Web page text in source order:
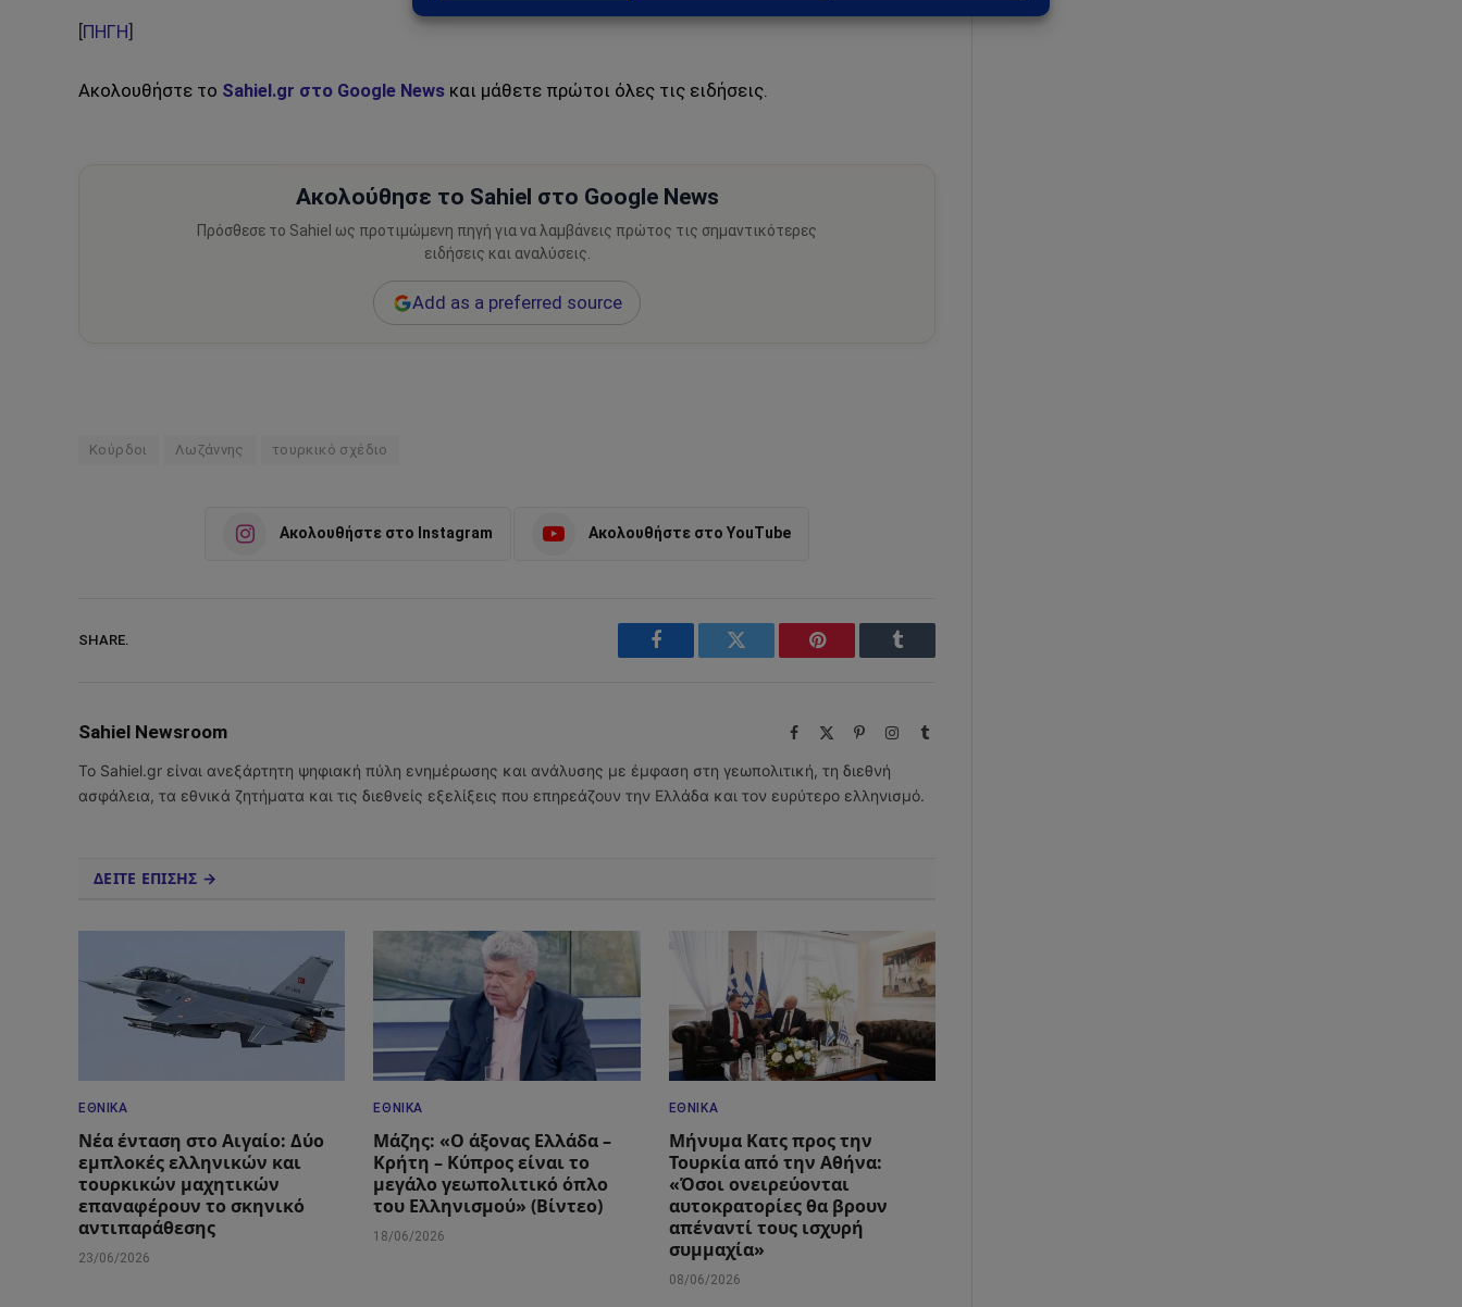
ΠΗΓΗ
Ακολουθήστε το Sahiel.gr στο Google News και μάθετε πρώτοι όλες τις ειδήσεις.
Ακολούθησε το Sahiel στο Google News
Πρόσθεσε το Sahiel ως προτιμώμενη πηγή για να λαμβάνεις πρώτος τις σημαντικότερες
ειδήσεις και αναλύσεις.
Add as a preferred source
Κούρδοι Λωζάννης τουρκικό σχέδιο
Ακολουθήστε στο Instagram Ακολουθήστε στο YouTube
SHARE.
Facebook Twitter Pinterest Tumblr
Sahiel Newsroom Facebook PinterestInstagram
Tumblr
Το Sahiel.gr είναι ανεξάρτητη ψηφιακή πύλη ενημέρωσης και ανάλυσης με έμφαση στη γεωπολιτική, τη διεθνή
ασφάλεια, τα εθνικά ζητήματα και τις διεθνείς εξελίξεις που επηρεάζουν την Ελλάδα και τον ευρύτερο ελληνισμό.
ΔΕΙΤΕ ΕΠΙΣΗΣ →
ΕΘΝΙΚΆ
Νέα ένταση στο Αιγαίο: Δύο
εμπλοκές ελληνικών και
τουρκικών μαχητικών
επαναφέρουν το σκηνικό
αντιπαράθεσης
23/06/2026
ΕΘΝΙΚΆ
Μάζης: «Ο άξονας Ελλάδα –
Κρήτη – Κύπρος είναι το
μεγάλο γεωπολιτικό όπλο
του Ελληνισμού» (Βίντεο)
18/06/2026
ΕΘΝΙΚΆ
Μήνυμα Κατς προς την
Τουρκία από την Αθήνα:
«Όσοι ονειρεύονται
αυτοκρατορίες θα βρουν
απέναντί τους ισχυρή
συμμαχία»
08/06/2026